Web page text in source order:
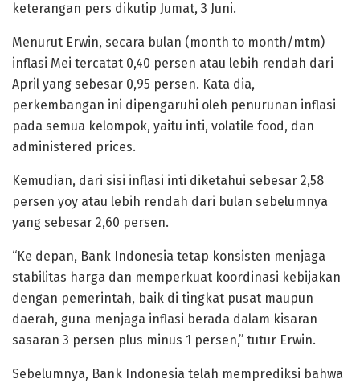
keterangan pers dikutip Jumat, 3 Juni.
Menurut Erwin, secara bulan (month to month/mtm)
inflasi Mei tercatat 0,40 persen atau lebih rendah dari
April yang sebesar 0,95 persen. Kata dia,
perkembangan ini dipengaruhi oleh penurunan inflasi
pada semua kelompok, yaitu inti, volatile food, dan
administered prices.
Kemudian, dari sisi inflasi inti diketahui sebesar 2,58
persen yoy atau lebih rendah dari bulan sebelumnya
yang sebesar 2,60 persen.
“Ke depan, Bank Indonesia tetap konsisten menjaga
stabilitas harga dan memperkuat koordinasi kebijakan
dengan pemerintah, baik di tingkat pusat maupun
daerah, guna menjaga inflasi berada dalam kisaran
sasaran 3 persen plus minus 1 persen,” tutur Erwin.
Sebelumnya, Bank Indonesia telah memprediksi bahwa